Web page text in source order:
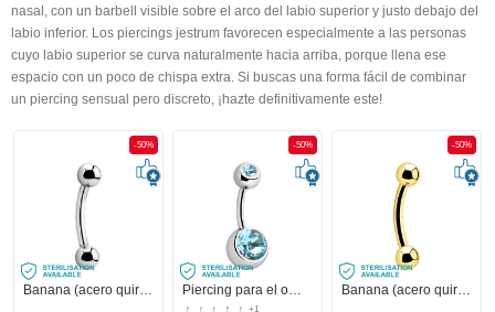
nasal, con un barbell visible sobre el arco del labio superior y justo debajo del
labio inferior. Los piercings jestrum favorecen especialmente a las personas
cuyo labio superior se curva naturalmente hacia arriba, porque llena ese
espacio con un poco de chispa extra. Si buscas una forma fácil de combinar
un piercing sensual pero discreto, ¡hazte definitivamente este!
-50%
Banana (acero quirúrgico, plateado, acabado brillante) con bolas
-50%
Piercing para el ombligo (acero quirúrgico, plateado, acabado brillante) con bolas y brillantes
+1
-50%
Banana (acero quirúrgico, dorado, acabado brillante)